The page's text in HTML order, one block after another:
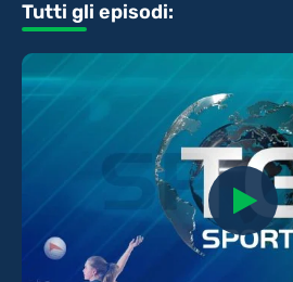
Tutti gli episodi: